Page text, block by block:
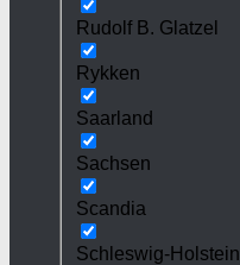
Rudolf B. Glatzel
Rykken
Saarland
Sachsen
Scandia
Schleswig-Holstein